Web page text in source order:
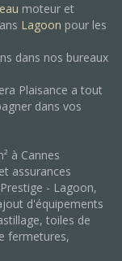
moteur et
Lagoon pour les
dans nos bureaux
Plaisance a tout
dans vos
à Cannes
assurances
- Lagoon,
d'équipements
toiles de
fermetures,